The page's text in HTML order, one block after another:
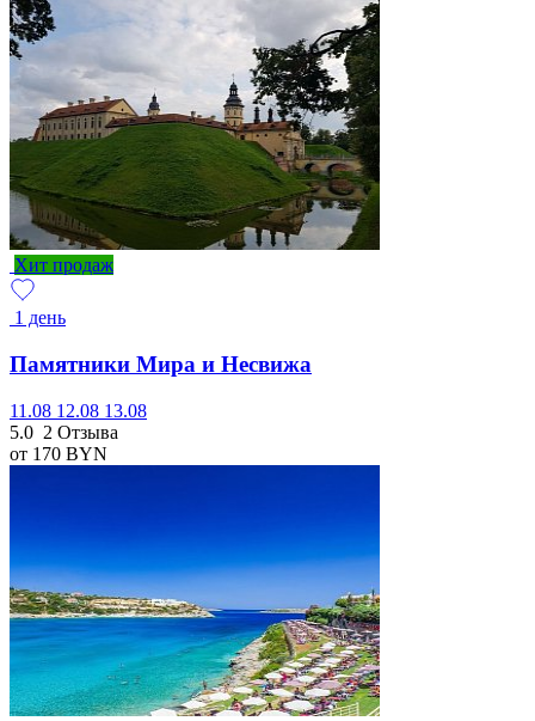
Хит продаж
1 день
Памятники Мира и Несвижа
11.08 12.08 13.08
5.0 2 Отзыва
от 170 BYN